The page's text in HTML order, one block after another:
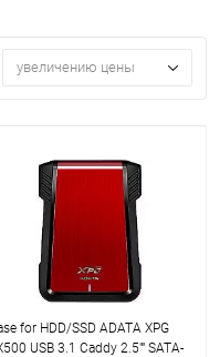
увеличению цены
for HDD/SSD ADATA XPG
USB 3.1 Caddy 2.5"" SATA-